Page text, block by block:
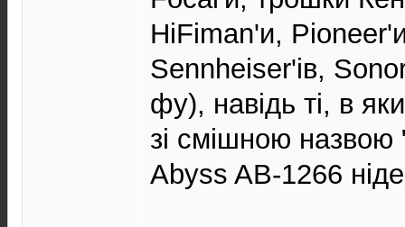
HiFiman'и,
Sennheiser'ів,
фу), навідь ті, в
зі смішною назвою
Abyss AB-1266